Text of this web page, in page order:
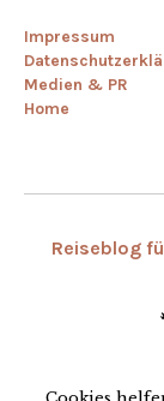
Impressum
Medien & PR
Home
Reiseblog